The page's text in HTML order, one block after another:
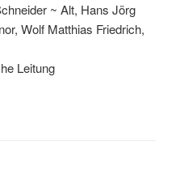
~ Alt, Hans Jörg
Wolf Matthias Friedrich,
Leitung